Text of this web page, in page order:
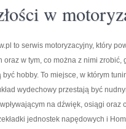
w
to serwis motoryzacyjny, który
oraz w tym, co można z nimi
być hobby. To miejsce, w którym
wydechowy przestają być
na dźwięk, osiągi
jednostek napędowych i